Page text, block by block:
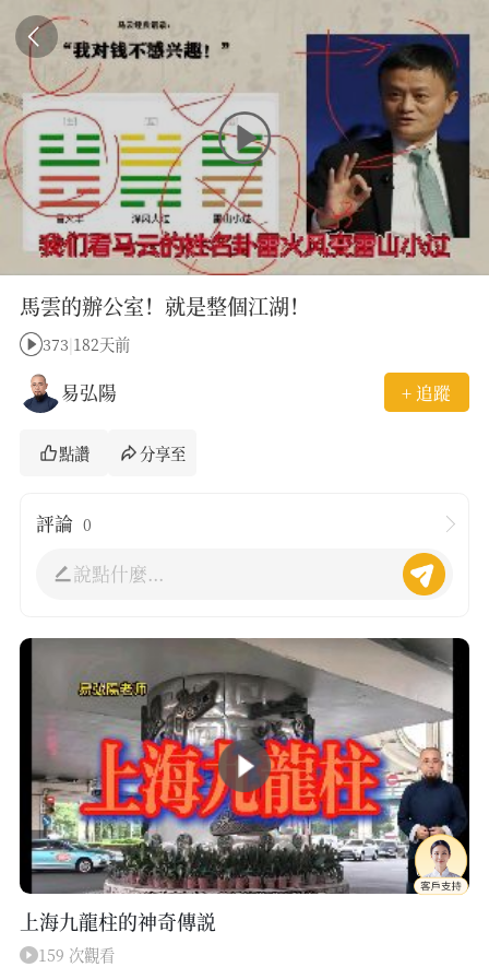
馬雲的辦公室！就是整個江湖！
373 182天前
易弘陽 + 追蹤
點讚 分享至
評論 0
說點什麼...
02:22
上海九龍柱的神奇傳説
159 次觀看